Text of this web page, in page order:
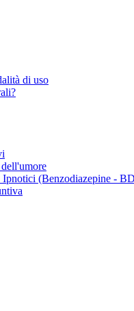
di uso
(Benzodiazepine -